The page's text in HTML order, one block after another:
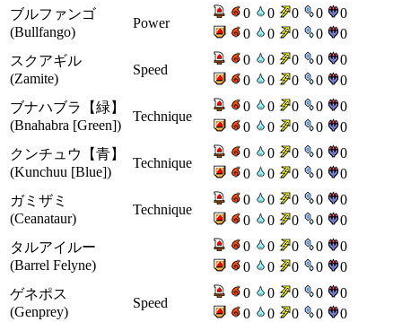
ブルファンゴ
(Bullfango)
Power
0 0 0 0
0
0
0 0 0
0
スクアギル
(Zamite)
Speed
0 0 0 0
0
0
0 0 0
0
ブナハブラ【緑】
(Bnahabra [Green])
Technique
0 0 0 0
0
0
0 0 0
0
クンチュウ【青】
(Kunchuu [Blue])
Technique
0 0 0 0
0
0
0 0 0
0
ガミザミ
(Ceanataur)
Technique
0 0 0 0
0
0
0 0 0
0
タルアイルー
(Barrel Felyne)
0 0 0 0
0
0
0 0 0
0
ゲネポス
(Genprey)
Speed
0 0 0 0
0
0
0 0 0
0